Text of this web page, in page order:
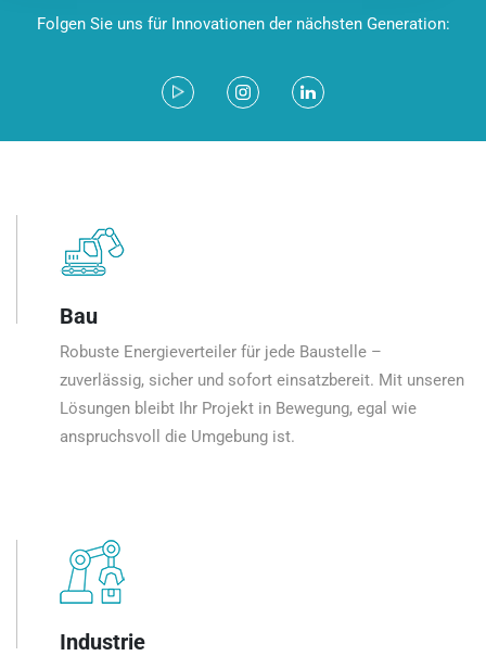
Folgen Sie uns für Innovationen der nächsten Generation:
Bau
Robuste Energieverteiler für jede Baustelle –
zuverlässig, sicher und sofort einsatzbereit. Mit unseren
Lösungen bleibt Ihr Projekt in Bewegung, egal wie
anspruchsvoll die Umgebung ist.
Industrie